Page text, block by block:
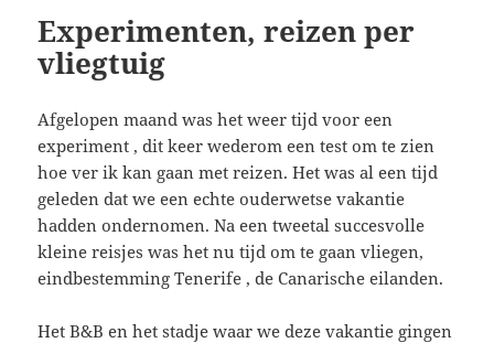
Experimenten, reizen per
vliegtuig
Afgelopen maand was het weer tijd voor een
experiment , dit keer wederom een test om te zien
hoe ver ik kan gaan met reizen. Het was al een tijd
geleden dat we een echte ouderwetse vakantie
hadden ondernomen. Na een tweetal succesvolle
kleine reisjes was het nu tijd om te gaan vliegen,
eindbestemming Tenerife , de Canarische eilanden.
Het B&B en het stadje waar we deze vakantie gingen